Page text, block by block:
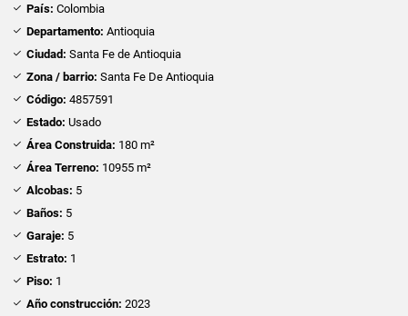
País: Colombia
Departamento: Antioquia
Ciudad: Santa Fe de Antioquia
Zona / barrio: Santa Fe De Antioquia
Código: 4857591
Estado: Usado
Área Construida: 180 m²
Área Terreno: 10955 m²
Alcobas: 5
Baños: 5
Garaje: 5
Estrato: 1
Piso: 1
Año construcción: 2023